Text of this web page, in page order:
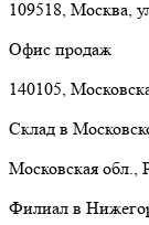
109518, Москва,
Офис продаж
140105,
Склад в
Московская обл.,
Филиал в